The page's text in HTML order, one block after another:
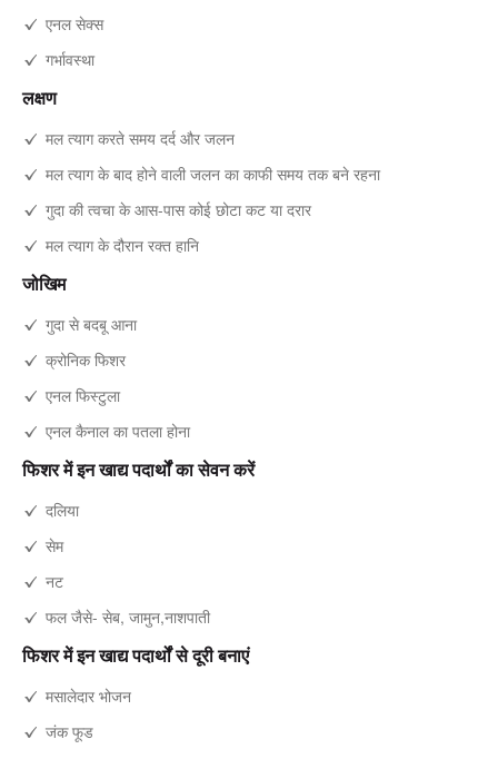
एनल सेक्स
गर्भावस्था
लक्षण
मल त्याग करते समय दर्द और जलन
मल त्याग के बाद होने वाली जलन का काफी समय तक बने रहना
गुदा की त्वचा के आस-पास कोई छोटा कट या दरार
मल त्याग के दौरान रक्त हानि
जोखिम
गुदा से बदबू आना
क्रोनिक फिशर
एनल फिस्टुला
एनल कैनाल का पतला होना
फिशर में इन खाद्य पदार्थों का सेवन करें
दलिया
सेम
नट
फल जैसे- सेब, जामुन,नाशपाती
फिशर में इन खाद्य पदार्थों से दूरी बनाएं
मसालेदार भोजन
जंक फूड